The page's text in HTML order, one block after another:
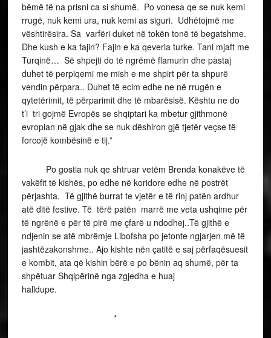
bëmë të na prisni ca si shumë. Po vonesa qe se nuk kemi
rrugë, nuk kemi ura, nuk kemi as siguri. Udhëtojmë me
vështirësira. Sa varfëri duket në tokën tonë të begatshme.
Dhe kush e ka fajin? Fajin e ka qeveria turke. Tani mjaft me
Turqinë… Së shpejti do të ngrëmë flamurin dhe pastaj
duhet të perpiqemi me mish e me shpirt për ta shpurë
vendin përpara.. Duhet të ecim edhe ne në rrugën e
qytetërimit, të përparimit dhe të mbarësisë. Kështu ne do
t’i tri gojmë Evropës se shqiptari ka mbetur gjithmonë
evropian në gjak dhe se nuk dëshiron gjë tjetër veçse të
forcojë kombësinë e tij.”
Po gostia nuk qe shtruar vetëm Brenda konakëve të
vakëfit të kishës, po edhe në koridore edhe në postrët
përjashta. Të gjithë burrat te vjetër e të rinj patën ardhur
atë ditë festive. Të tërë patën marrë me veta ushqime për
të ngrënë e për të pirë me çfarë u ndodhej..Të gjithë e
ndjenin se atë mbrëmje Libofsha po jetonte ngjarjen më të
jashtëzakonshme.. Ajo kishte nën çatitë e saj përfaqësuesit
e kombit, ata që kishin bërë e po bënin aq shumë, për ta
shpëtuar Shqipërinë nga zgjedha e huaj
halldupe.
*